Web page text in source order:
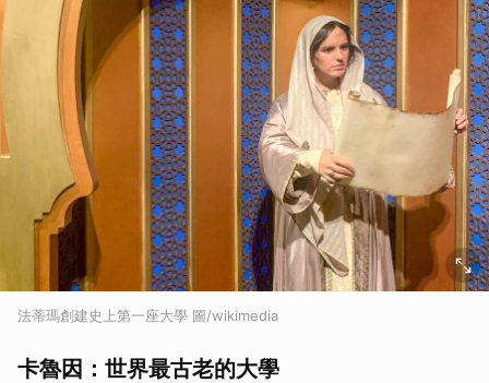
法蒂瑪創建史上第一座大學 圖/wikimedia
卡魯因：世界最古老的大學